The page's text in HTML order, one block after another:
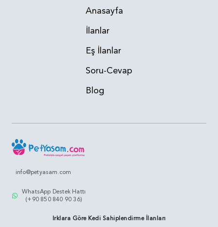
Anasayfa
İlanlar
Eş İlanlar
Soru-Cevap
Blog
info@petyasam.com
WhatsApp Destek Hattı
(+90 850 840 90 36)
Irklara Göre Kedi Sahiplendirme İlanları